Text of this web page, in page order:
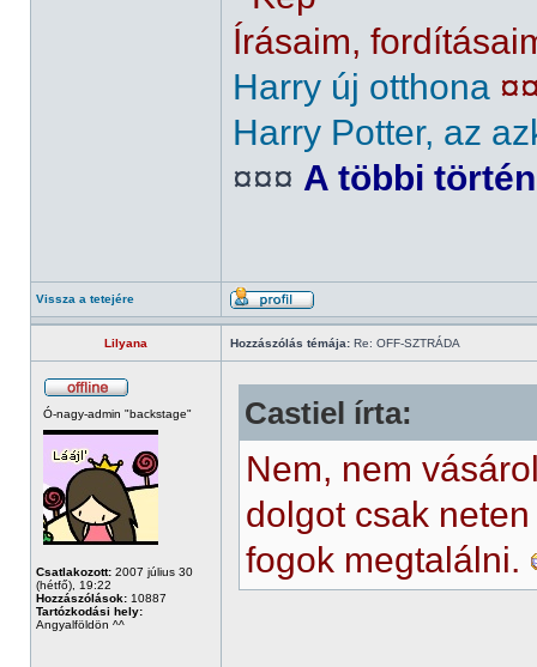
Írásaim,
Harry új otthona
Harry Potter, az
¤¤¤ A többi
Vissza a tetejére
Lilyana Hozzászólás témája: Re: OFF-SZTRÁDA
Ó-nagy-admin "backstage"
Csatlakozott: 2007 július 30
(hétfő), 19:22
Hozzászólások: 10887
Tartózkodási hely:
Angyalföldön ^^
Castiel írta:
Nem, nem
dolgot csak
fogok megtalálni.